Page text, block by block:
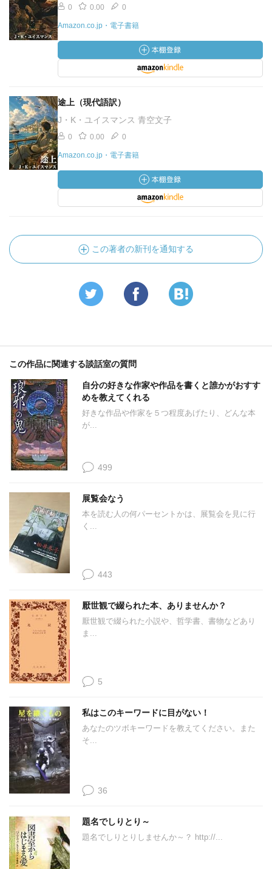
0 0.00 0
Amazon.co.jp・電子書籍
途上（現代語訳）
J・K・ユイスマンス 青空文子
0 0.00 0
Amazon.co.jp・電子書籍
この著者の新刊を通知する
この作品に関連する談話室の質問
自分の好きな作家や作品を書くと誰かがおすす
めを教えてくれる
好きな作品や作家を５つ程度あげたり、どんな本
が...
499
展覧会なう
本を読む人の何パーセントかは、展覧会を見に行
く...
443
厭世観で綴られた本、ありませんか？
厭世観で綴られた小説や、哲学書、書物などあり
ま...
5
私はこのキーワードに目がない！
あなたのツボキーワードを教えてください。また
そ...
36
題名でしりとり～
題名でしりとりしませんか～？ http://...